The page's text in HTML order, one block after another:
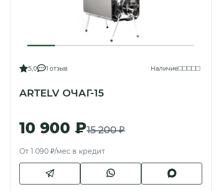
5,0 1 отзыв Наличие
ARTELV ОЧАГ-15
10 900 ₽15 200 ₽
От 1 090 ₽/мес в кредит